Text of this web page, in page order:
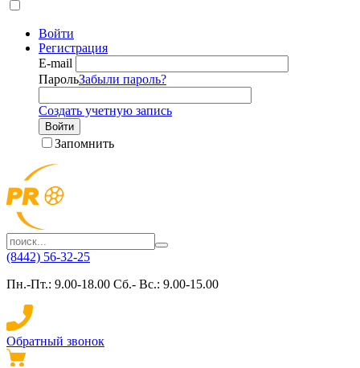
Войти
Регистрация
E-mail
ПарольЗабыли пароль?
Создать учетную запись
Войти
Запомнить
(8442) 56-32-25
Пн.-Пт.: 9.00-18.00 Сб.- Вс.: 9.00-15.00
Обратный звонок